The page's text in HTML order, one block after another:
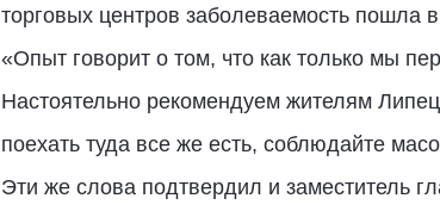
торговых центров заболеваемость пошла
«Опыт говорит о том, что как только мы
Настоятельно рекомендуем жителям
поехать туда все же есть, соблюдайте
Эти же слова подтвердил и заместитель